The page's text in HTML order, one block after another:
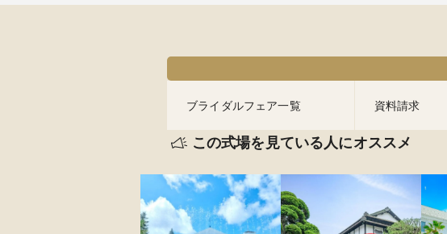
ブライダルフェア一覧 資料請求
この式場を見ている人にオススメ